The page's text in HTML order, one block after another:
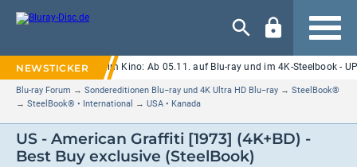
Navigation
"Ice Cream Man" im Kino: Ab 05.11. auf Blu-ray und im 4K-Steelbook -
Blu-ray Forum → Sondereditionen Blu−ray und 4K Ultra HD Blu−ray → SteelBook®
→ SteelBook® • International → USA • Kanada
US - American Graffiti [1973] (4K+BD) -
Best Buy exclusive (SteelBook)